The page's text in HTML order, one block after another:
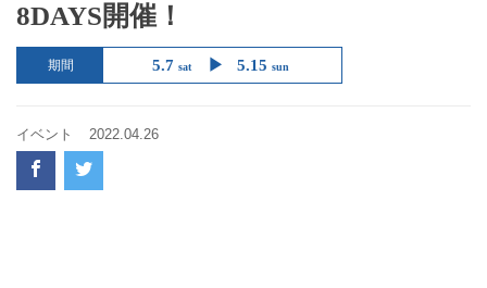
8DAYS開催！
期間 5.7 sat 5.15 sun
イベント 2022.04.26